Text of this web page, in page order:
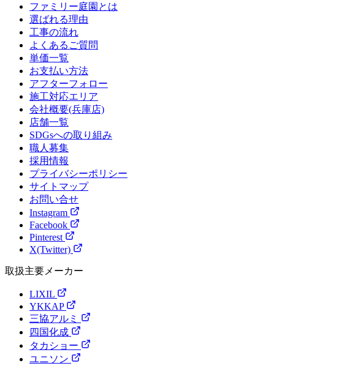
ファミリー庭園とは
選ばれる理由
工事の流れ
よくあるご質問
単価一覧
お支払い方法
アフターフォロー
施工対応エリア
会社概要(兵庫店)
店舗一覧
SDGsへの取り組み
職人募集
採用情報
プライバシーポリシー
サイトマップ
お問い合せ
Instagram
Facebook
Pinterest
X(Twitter)
取扱主要メーカー
LIXIL
YKKAP
三協アルミ
四国化成
タカショー
ユニソン